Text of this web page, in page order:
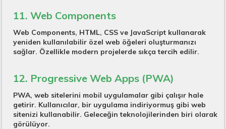
11. Web Components
Web Components, HTML, CSS ve JavaScript kullanarak
yeniden kullanılabilir özel web öğeleri oluşturmanızı
sağlar. Özellikle modern projelerde sıkça tercih edilir.
12. Progressive Web Apps (PWA)
PWA, web sitelerini mobil uygulamalar gibi çalışır hale
getirir. Kullanıcılar, bir uygulama indiriyormuş gibi web
sitenizi kullanabilir. Geleceğin teknolojilerinden biri olarak
görülüyor.